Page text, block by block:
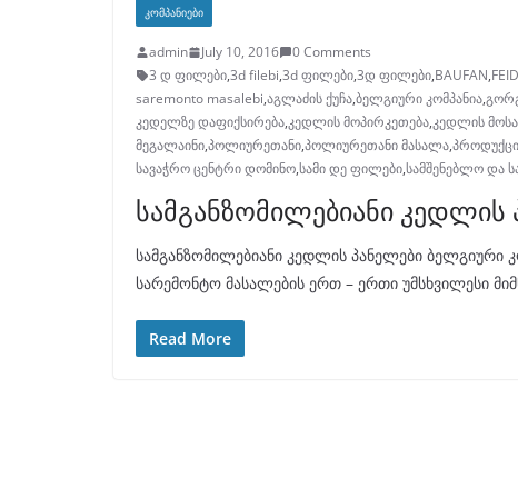
ᲙᲝᲛᲞᲐᲜᲘᲔᲑᲘ
admin July 10, 2016
0 Comments
3 დ ფილები,3d filebi,3d ფილები,3დ ფილები,BAUFAN,
saremonto masalebi,აგლაძის ქუჩა,ბელგიური კომპანია,
კედელზე დაფიქსირება,კედლის მოპირკეთება,კედლის
მეგალაინი,პოლიურეთანი,პოლიურეთანი მასალა,
სავაჭრო ცენტრი დომინო,სამი დე ფილები,სამშენებლო და
სამგანზომილებიანი კედლის
სამგანზომილებიანი კედლის პანელები ბელგიური
სარემონტო მასალების ერთ – ერთი უმსხვილესი
Read More